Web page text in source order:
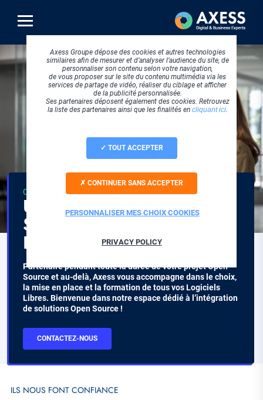
contenu
principal
THÉMATIQUE
CLOUD COMPUTING
Un intégrateur Open
Source expert pour vos
Logiciels Libres !
Chapo
Partenaire pendant toute la durée de votre projet Open
Source et au-delà, Axess vous accompagne dans le choix,
la mise en place et la formation de tous vos Logiciels
Libres. Bienvenue dans notre espace dédié à l’intégration
de solutions Open Source !
Contact
CONTACTEZ-NOUS
ILS NOUS FONT CONFIANCE
Axess Groupe dépose des cookies et autres technologies
similaires afin de mesurer et d’analyser l’audience du site, de
personnaliser son contenu selon votre navigation,
de vous proposer sur le site du contenu multimédia via les
services de partage de vidéo, réaliser du ciblage et afficher
de la publicité personnalisée.
Ses partenaires déposent également des cookies. Retrouvez
la liste des partenaires ainsi que les finalités en cliquant ici.
TOUT ACCEPTER
CONTINUER SANS ACCEPTER
PERSONNALISER MES CHOIX COOKIES
PRIVACY POLICY